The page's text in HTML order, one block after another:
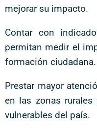
mejorar su impacto.
Contar con
permitan medir el
formación ciudadana.
Prestar mayor
en las zonas
vulnerables del país.